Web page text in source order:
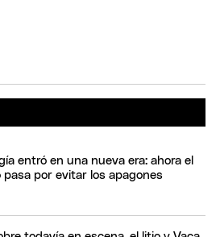
entró en una nueva era: ahora el
pasa por evitar los apagones